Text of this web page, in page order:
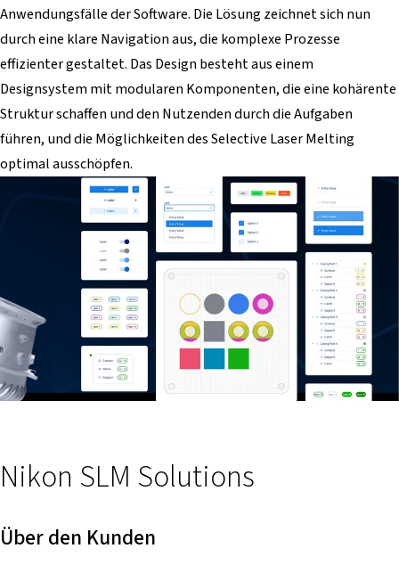
Anwendungsfälle der Software. Die Lösung zeichnet sich nun
durch eine klare Navigation aus, die komplexe Prozesse
effizienter gestaltet. Das Design besteht aus einem
Designsystem mit modularen Komponenten, die eine kohärente
Struktur schaffen und den Nutzenden durch die Aufgaben
führen, und die Möglichkeiten des Selective Laser Melting
optimal ausschöpfen.
Nikon SLM Solutions
Über den Kunden